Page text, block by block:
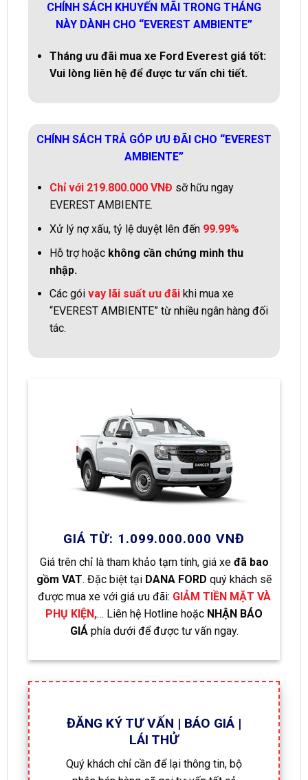
CHÍNH SÁCH KHUYẾN MÃI TRONG THÁNG
NÀY DÀNH CHO “EVEREST AMBIENTE”
Tháng ưu đãi mua xe Ford Everest giá tốt:
Vui lòng liên hệ để được tư vấn chi tiết.
CHÍNH SÁCH TRẢ GÓP ƯU ĐÃI CHO “EVEREST
AMBIENTE”
Chỉ với 219.800.000 VNĐ sỡ hữu ngay
EVEREST AMBIENTE.
Xử lý nợ xấu, tỷ lệ duyệt lên đến 99.99%
Hỗ trợ hoặc không cần chứng minh thu
nhập.
Các gói vay lãi suất ưu đãikhi mua xe
“EVEREST AMBIENTE” từ nhiều ngân hàng đối
tác.
GIÁ TỪ: 1.099.000.000 VNĐ
Giá trên chỉ là tham khảo tạm tính, giá xe đã bao
gồm VAT. Đặc biệt tại DANA FORD quý khách sẽ
được mua xe với giá ưu đãi: GIẢM TIỀN MẶT VÀ
PHỤ KIỆN,… Liên hệ Hotline hoặc NHẬN BÁO
GIÁphía dưới để được tư vấn ngay.
ĐĂNG KÝ TƯ VẤN | BÁO GIÁ |
LÁI THỬ
Quý khách chỉ cần để lại thông tin, bộ